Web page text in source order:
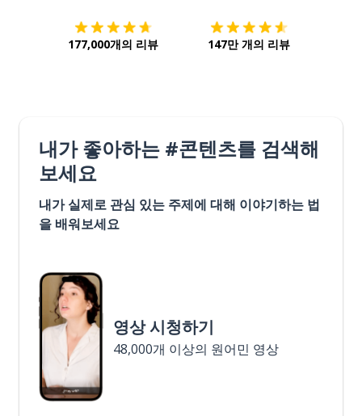
177,000개의 리뷰 147만 개의 리뷰
내가 좋아하는 #콘텐츠를 검색해
보세요
내가 실제로 관심 있는 주제에 대해 이야기하는 법
을 배워보세요
영상 시청하기
48,000개 이상의 원어민 영상